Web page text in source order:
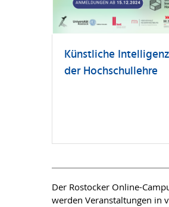
Künstliche
der Hochschullehre
Der Rostocker Online-
werden Veranstaltungen in